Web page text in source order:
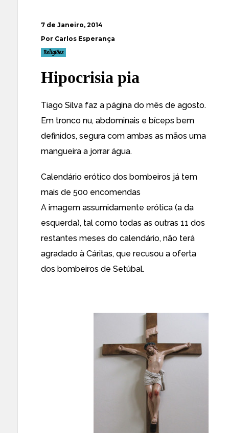
7 de Janeiro, 2014
Por Carlos Esperança
Religiões
Hipocrisia pia
Tiago Silva faz a página do mês de agosto.
Em tronco nu, abdominais e bíceps bem
definidos, segura com ambas as mãos uma
mangueira a jorrar água.
Calendário erótico dos bombeiros já tem
mais de 500 encomendas
A imagem assumidamente erótica (a da
esquerda), tal como todas as outras 11 dos
restantes meses do calendário, não terá
agradado à Cáritas, que recusou a oferta
dos bombeiros de Setúbal.